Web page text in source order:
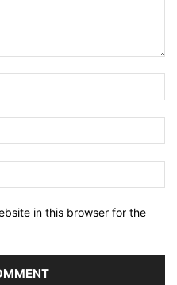
in this browser for the